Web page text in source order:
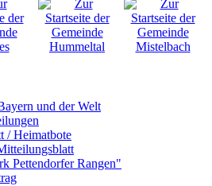
und der Welt
/ Heimatbote
Pettendorfer Rangen"